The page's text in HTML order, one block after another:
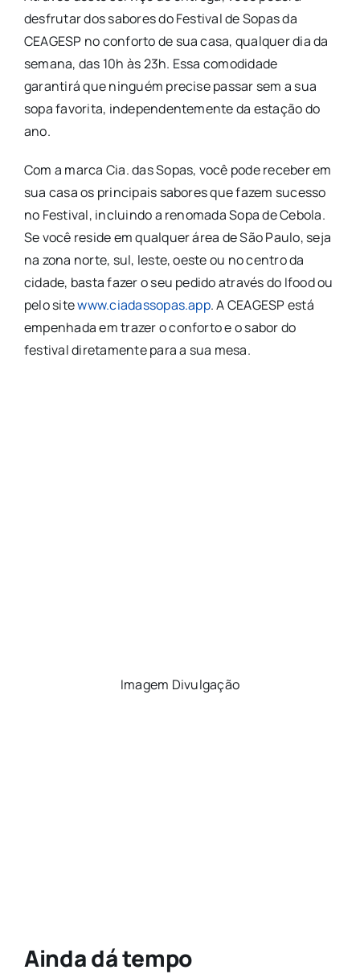
desfrutar dos sabores do Festival de Sopas da
CEAGESP no conforto de sua casa, qualquer dia da
semana, das 10h às 23h. Essa comodidade
garantirá que ninguém precise passar sem a sua
sopa favorita, independentemente da estação do
ano.
Com a marca Cia. das Sopas, você pode receber em
sua casa os principais sabores que fazem sucesso
no Festival, incluindo a renomada Sopa de Cebola.
Se você reside em qualquer área de São Paulo, seja
na zona norte, sul, leste, oeste ou no centro da
cidade, basta fazer o seu pedido através do Ifood ou
pelo sitewww.ciadassopas.app. A CEAGESP está
empenhada em trazer o conforto e o sabor do
festival diretamente para a sua mesa.
Imagem Divulgação
Ainda dá tempo